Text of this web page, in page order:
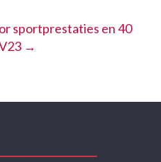
sportprestaties en 40
→